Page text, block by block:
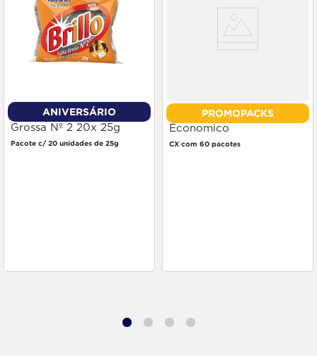
ANIVERSÁRIO
Palha de Aço Brillo
Grossa Nº 2 20x 25g
Pacote c/ 20 unidades de 25g
PROMOPACKS
Esponja Brilhus Preco
Economico
CX com 60 pacotes